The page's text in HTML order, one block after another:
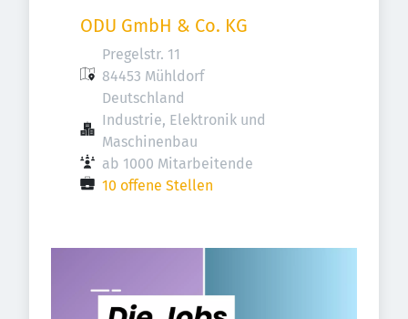
ODU GmbH & Co. KG
Pregelstr. 11
84453 Mühldorf
Deutschland
Industrie, Elektronik und
Maschinenbau
ab 1000 Mitarbeitende
10 offene Stellen